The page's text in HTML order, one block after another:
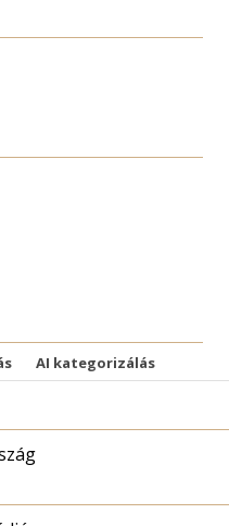
AI kategorizálás